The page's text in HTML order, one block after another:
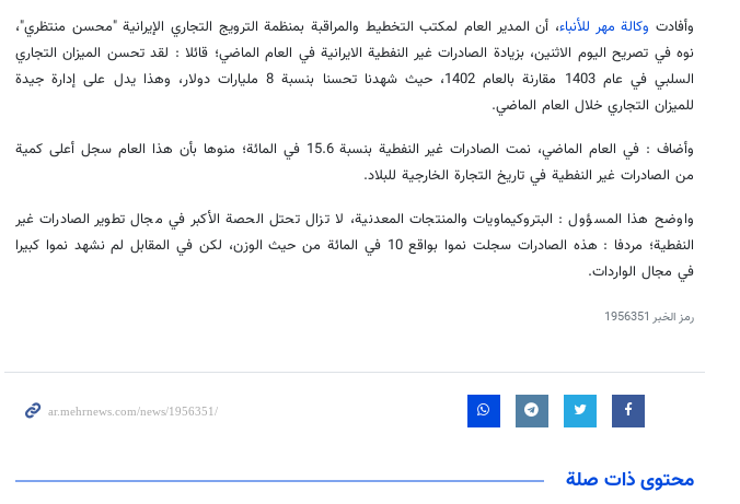
وأفادت وكالة مهر للأنباء، أن المدير العام لمكتب التخطيط والمراقبة بمنظمة الترویج التجاري الإيرانية "محسن منتظري"،
نوه في تصريح اليوم الاثنين، بزيادة الصادرات غير النفطية الايرانية في العام الماضي؛ قائلا : لقد تحسن الميزان التجاري
السلبي في عام 1403 مقارنة بالعام 1402، حيث شهدنا تحسنا بنسبة 8 مليارات دولار، وهذا يدل على إدارة جيدة
للميزان التجاري خلال العام الماضي.
وأضاف : في العام الماضي، نمت الصادرات غير النفطية بنسبة 15.6 في المائة؛ منوها بأن هذا العام سجل أعلى كمية
من الصادرات غير النفطية في تاريخ التجارة الخارجية للبلاد.
واوضح هذا المسؤول : البتروكيماويات والمنتجات المعدنية، لا تزال تحتل الحصة الأكبر في مجال تطوير الصادرات غير
النفطية؛ مردفا : هذه الصادرات سجلت نموا بواقع 10 في المائة من حيث الوزن، لكن في المقابل لم نشهد نموا كبيرا
في مجال الواردات.
رمز الخبر 1956351
محتوى ذات صلة